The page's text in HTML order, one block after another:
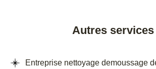
Autres services
Entreprise nettoyage demoussage